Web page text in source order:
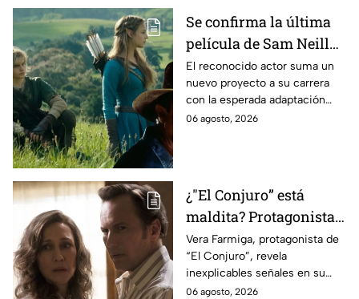
Se confirma la última
película de Sam Neill
antes de morir: esto es
lo que se sabe hasta
ahora
El reconocido actor suma un
nuevo proyecto a su carrera
con la esperada adaptación
cinematográfica del popular
06 agosto, 2026
¿"El Conjuro” está
maldita? Protagonista
revela INQUIETANTES
señales en su cuerpo
durante la grabación de
Vera Farmiga, protagonista de
“El Conjuro”, revela
inexplicables señales en su
cuerpo durante el rodaje de la
06 agosto, 2026